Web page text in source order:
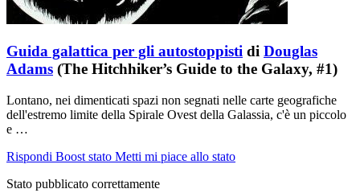
Guida galattica per gli autostoppisti di Douglas
Adams (The Hitchhiker’s Guide to the Galaxy, #1)
Lontano, nei dimenticati spazi non segnati nelle carte geografiche
dell'estremo limite della Spirale Ovest della Galassia, c'è un piccolo
e …
Rispondi Boost stato Metti mi piace allo stato
Stato pubblicato correttamente